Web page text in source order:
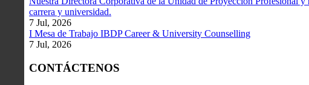
carrera y universidad.
7 Jul, 2026
I Mesa de Trabajo IBDP Career & University Counselling
7 Jul, 2026
CONTÁCTENOS